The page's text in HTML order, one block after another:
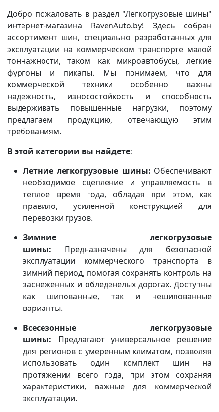
Добро пожаловать в раздел "Легкогрузовые шины"
интернет-магазина RavenAuto.by! Здесь собран
ассортимент шин, специально разработанных для
эксплуатации на коммерческом транспорте малой
тоннажности, таком как микроавтобусы, легкие
фургоны и пикапы. Мы понимаем, что для
коммерческой техники особенно важны
надежность, износостойкость и способность
выдерживать повышенные нагрузки, поэтому
предлагаем продукцию, отвечающую этим
требованиям.
В этой категории вы найдете:
Летние легкогрузовые шины: Обеспечивают
необходимое сцепление и управляемость в
теплое время года, обладая при этом, как
правило, усиленной конструкцией для
перевозки грузов.
Зимние легкогрузовые
шины: Предназначены для безопасной
эксплуатации коммерческого транспорта в
зимний период, помогая сохранять контроль на
заснеженных и обледенелых дорогах. Доступны
как шипованные, так и нешипованные
варианты.
Всесезонные легкогрузовые
шины: Предлагают универсальное решение
для регионов с умеренным климатом, позволяя
использовать один комплект шин на
протяжении всего года, при этом сохраняя
характеристики, важные для коммерческой
эксплуатации.